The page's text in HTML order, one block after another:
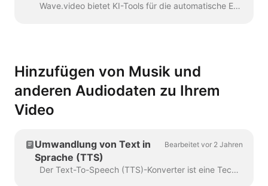
Wave.video bietet KI-Tools für die automatische Erstellung von Videos aus Texten. Wave.video wählt relevante Stock-Videos und Musik für Sie aus. Der Text wird in...
Hinzufügen von Musik und
anderen Audiodaten zu Ihrem
Video
Umwandlung von Text in
Sprache (TTS)
Bearbeitet vor 2 Jahren
Der Text-To-Speech (TTS)-Konverter ist eine Technologie, die digitalen Text entschlüsselt und daraus mit Hilfe einer künstlichen Stimme Sprache synthetisiert. Wenn es um...